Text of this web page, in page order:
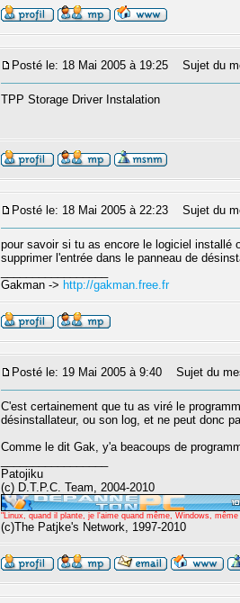
Posté le: 18 Mai 2005 à 19:25 Sujet du
TPP Storage Driver Instalation
Posté le: 18 Mai 2005 à 22:23 Sujet du
pour savoir si tu as encore le logiciel installé
supprimer l'entrée dans le panneau de
Gakman -> http://gakman.free.fr
Posté le: 19 Mai 2005 à 9:40 Sujet du
C'est certainement que tu as viré le
désinstallateur, ou son log, et ne peut donc
Comme le dit Gak, y'a beacoups de
Patojiku
(c) D.T.P.C. Team, 2004-2010
"Linux, quand il plante, je l'aime quand même, Windows,
(c)The Patjke's Network, 1997-2010